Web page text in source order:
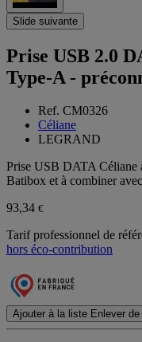
Slide suivante
Prise USB 2.0
Type-A -
Ref. CM0326
Céliane
LEGRAND
Prise USB DATA Céliane
Batibox et à combiner
93,34 €
Tarif professionnel de
hors éco-contribution
Ajouter à la liste Enlever